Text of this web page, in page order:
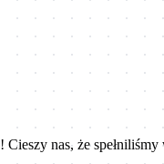
nas, że